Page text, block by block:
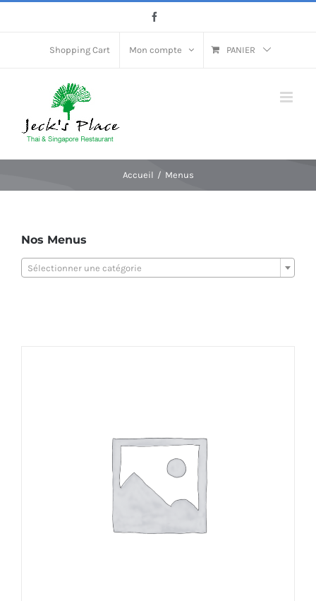
Shopping Cart Mon compte PANIER
Accueil Menus
Nos Menus
Sélectionner une catégorie